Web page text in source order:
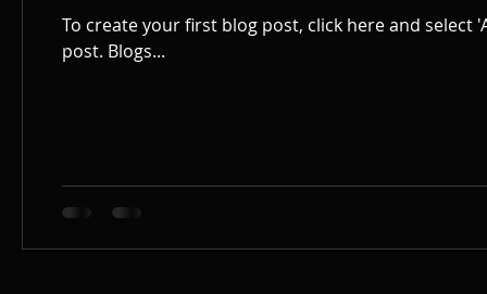
To create your first blog post, click here and select
post. Blogs...